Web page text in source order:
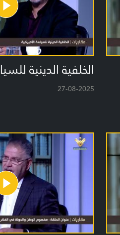
الخلفية الدينية
27-08-2025